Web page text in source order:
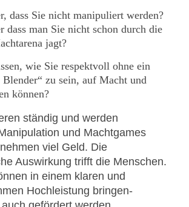
dass Sie nicht manipuliert werden?
dass man Sie nicht schon durch die
jagt?
wie Sie respektvoll ohne ein
Blender“ zu sein, auf Macht und
können?
ständig und werden
und Machtgames
viel Geld. Die
Auswirkung trifft die Menschen.
in einem klaren und
Hochleistung bringen-